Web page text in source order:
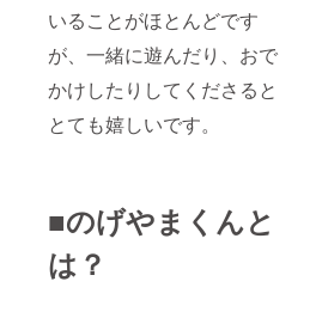
いることがほとんどです
が、一緒に遊んだり、おで
かけしたりしてくださると
とても嬉しいです。
■のげやまくんと
は？